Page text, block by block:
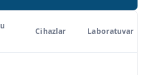
Cihazlar Laboratuvar